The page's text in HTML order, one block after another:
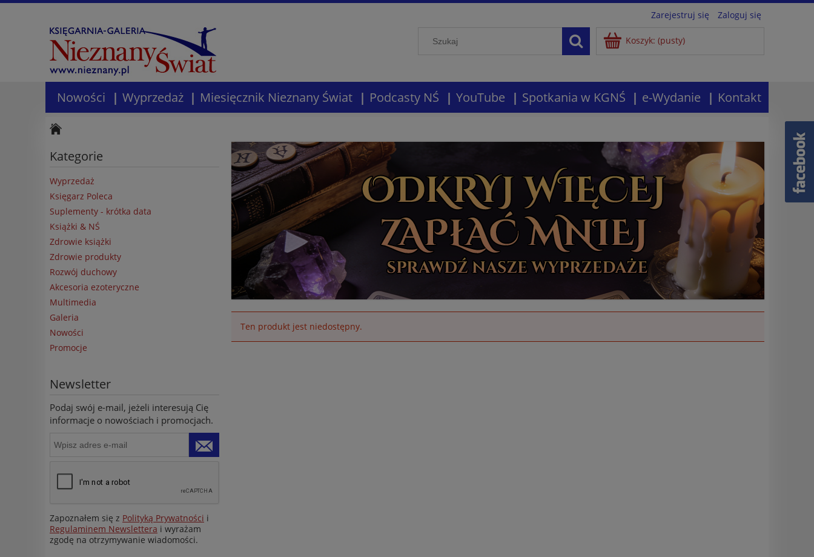
Zarejestruj się Zaloguj się
Koszyk: (pusty)
Nowości Wyprzedaż Miesięcznik Nieznany Świat Podcasty NŚ YouTube Spotkania w KGNŚ e-Wydanie Kontakt
Kategorie
Wyprzedaż
Księgarz Poleca
Suplementy - krótka data
Książki & NŚ
Zdrowie książki
Zdrowie produkty
Rozwój duchowy
Akcesoria ezoteryczne
Multimedia
Galeria
Nowości
Promocje
Newsletter
Podaj swój e-mail, jeżeli interesują Cię
informacje o nowościach i promocjach.
Zapoznałem się z Polityką Prywatności i
Regulaminem Newslettera i wyrażam
zgodę na otrzymywanie wiadomości.
Ten produkt jest niedostępny.